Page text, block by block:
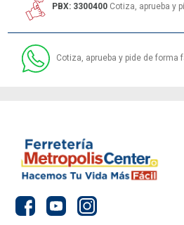
PBX: 3300400 Cotiza, aprueba y
Cotiza, aprueba y pide de forma